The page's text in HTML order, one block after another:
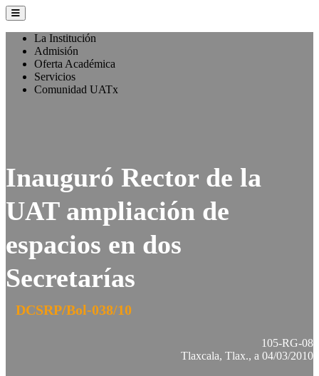
La Institución
Admisión
Oferta Académica
Servicios
Comunidad UATx
Inauguró Rector de la
UAT ampliación de
espacios en dos
Secretarías
DCSRP/Bol-038/10
105-RG-08
Tlaxcala, Tlax., a 04/03/2010